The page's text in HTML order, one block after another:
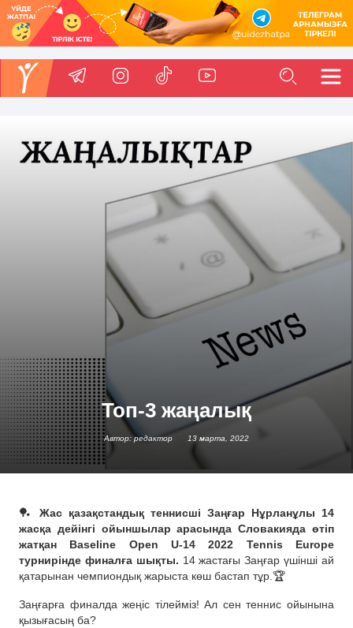
Топ-3 жаңалық
Автор: редактор 13 марта, 2022
🏓
Жас қазақстандық теннисші Заңғар Нұрланұлы 14
жасқа дейінгі ойыншылар арасында Словакияда өтіп
жатқан Baseline Open U-14 2022 Tennis Europe
турнирінде финалға шықты. 14 жастағы Заңғар үшінші ай
қатарынан чемпиондық жарыста көш бастап тұр.🏆
Заңғарға финалда жеңіс тілейміз! Ал сен теннис ойынына
қызығасың ба?